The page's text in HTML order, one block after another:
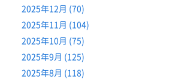
2025年12月 (70)
2025年11月 (104)
2025年10月 (75)
2025年9月 (125)
2025年8月 (118)